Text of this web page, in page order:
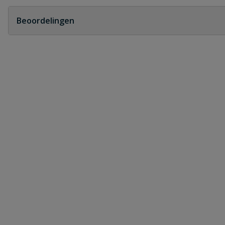
Geen vragen
Beoordelingen